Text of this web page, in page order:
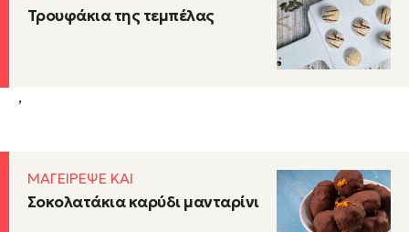
Τρουφάκια της τεμπέλας
,
ΜΑΓΕΙΡΕΨΕ ΚΑΙ
Σοκολατάκια καρύδι μανταρίνι